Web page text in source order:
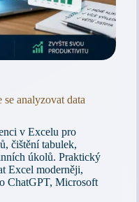
analyzovat data
v Excelu pro
čištění tabulek,
úkolů. Praktický
Excel moderněji,
ChatGPT, Microsoft